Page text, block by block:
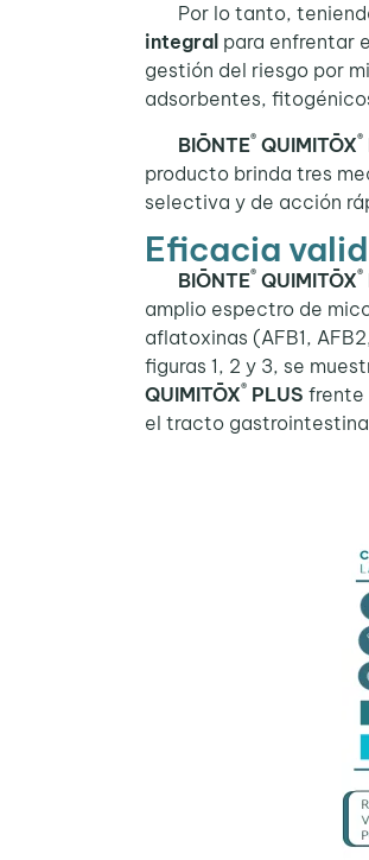
Por lo tanto, teniendo
integral para enfrentar
gestión del riesgo por
adsorbentes,
BIŌNTE® QUIMITŌX®
producto brinda tres
selectiva y de acción
Eficacia
BIŌNTE® QUIMITŌX®
amplio espectro de
aflatoxinas (AFB1,
figuras 1, 2 y 3, se
QUIMITŌX® PLUS frente
el tracto